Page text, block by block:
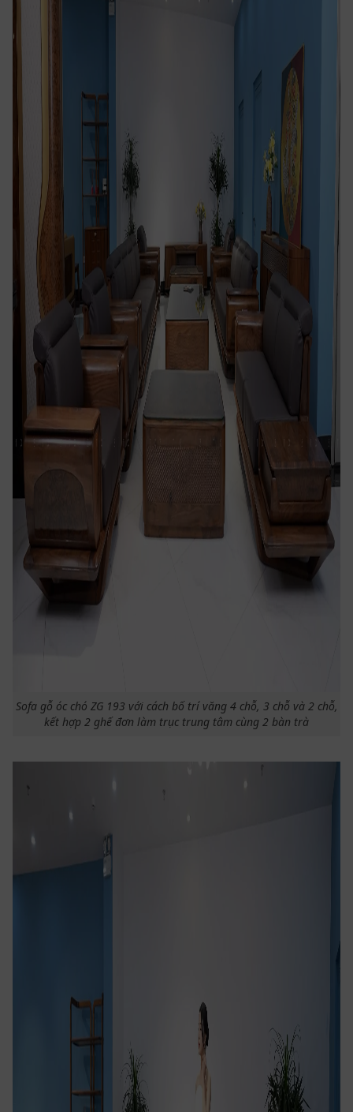
Sofa gỗ óc chó ZG 193 với cách bố trí văng 4 chỗ, 3 chỗ và 2 chỗ,
kết hợp 2 ghế đơn làm trục trung tâm cùng 2 bàn trà